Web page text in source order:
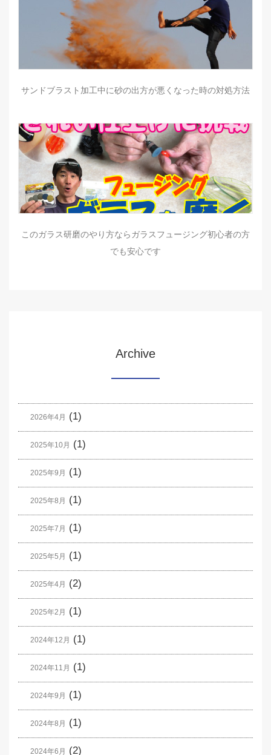
サンドブラスト加工中に砂の出方が悪くなった時の対処方法
このガラス研磨のやり方ならガラスフュージング初心者の方
でも安心です
Archive
2026年4月 (1)
2025年10月 (1)
2025年9月 (1)
2025年8月 (1)
2025年7月 (1)
2025年5月 (1)
2025年4月 (2)
2025年2月 (1)
2024年12月 (1)
2024年11月 (1)
2024年9月 (1)
2024年8月 (1)
2024年6月 (2)